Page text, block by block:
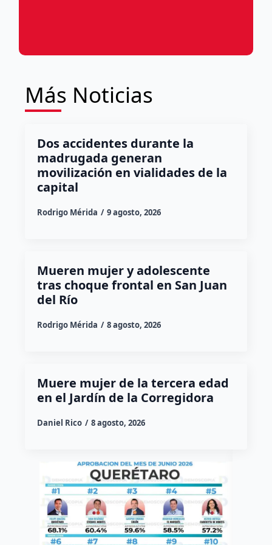
Más Noticias
Dos accidentes durante la
madrugada generan
movilización en vialidades de la
capital
Rodrigo Mérida 9 agosto, 2026
Mueren mujer y adolescente
tras choque frontal en San Juan
del Río
Rodrigo Mérida 8 agosto, 2026
Muere mujer de la tercera edad
en el Jardín de la Corregidora
Daniel Rico 8 agosto, 2026